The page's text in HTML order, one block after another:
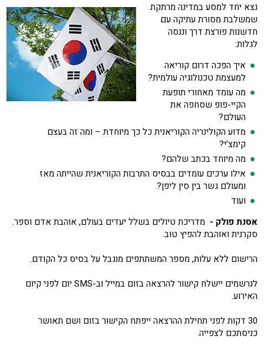
נצא יחד למסע במדינה מרתקת
שמשלבת מסורת עתיקה עם
חדשנות פורצת דרך וננסה
לגלות:
איך הפכה דרום קוריאה
למעצמת טכנולוגיה עולמית?
⁠מה עומד מאחורי תופעת
הקיי-פופ שסחפה את
העולם?
מדוע הקולינריה הקוריאנית כל כך מיוחדת – ומה זה בעצם
קימצ’י?
⁠מה מיוחד בכתב שלהם?
⁠אילו ערכים עומדים בבסיס התרבות הקוריאנית שהייתה מאז
ומעולם גשר בין סין ליפן?
ועוד
אסנת פולק - מדריכת טיולים בשלל יעדים בעולם, אוהבת אדם וספר.
סקרנית ואוהבת להפיץ טוב.
הרישום ללא עלות, מספר המשתתפים מוגבל על בסיס כל הקודם.
לנרשמים יישלח קישור להרצאה בזום במייל וב-SMS יום לפני קיום
האירוע.
30 דקות לפני תחילת ההרצאה ייפתח הקישור בזום ושם תאושר
כניסתכם לצפייה.